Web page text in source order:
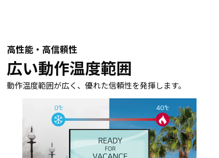
高性能・高信頼性
広い動作温度範囲
動作温度範囲が広く、優れた信頼性を発揮します。